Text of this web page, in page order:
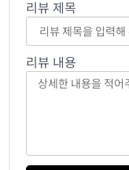
리뷰 제목
리뷰 내용